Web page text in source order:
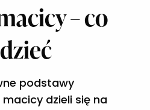
– co
podstawy
dzieli się na